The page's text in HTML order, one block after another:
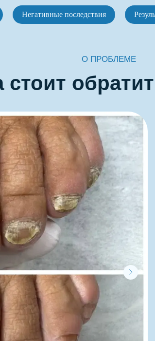
Негативные последствия
стоит
О ПРОБЛЕМЕ